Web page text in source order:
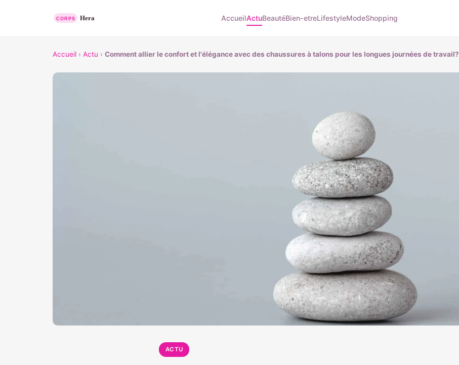
AccueilActuBeautéBien-etreLifestyleModeShopping
Accueil › Actu › Comment allier le confort et l'élégance avec des chaussures à talons pour les longues journées de travail?
ACTU